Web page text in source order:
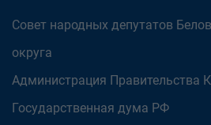
Совет народных депутатов
округа
Администрация Правительства
Государственная дума РФ